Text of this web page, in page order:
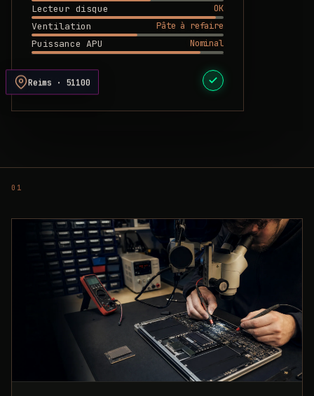
Lecteur disque
OK
Ventilation
Pâte à refaire
Puissance APU
Nominal
DEVIS PRÊT
Reims · 51100